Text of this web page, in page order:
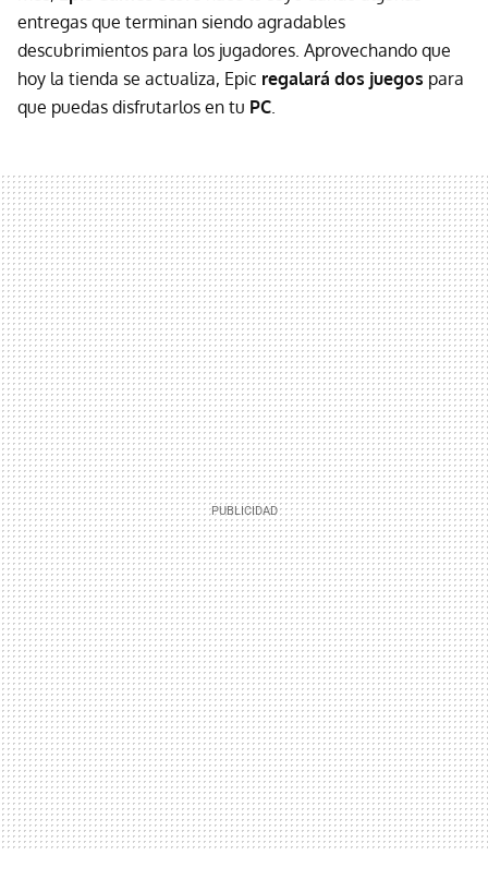
entregas que terminan siendo agradables
descubrimientos para los jugadores. Aprovechando que
hoy la tienda se actualiza, Epic regalará dos juegos para
que puedas disfrutarlos en tu PC.